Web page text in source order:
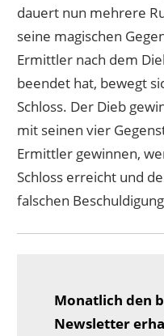
dauert nun mehrere
seine magischen
Ermittler nach dem
beendet hat, bewegt
Schloss. Der Dieb
mit seinen vier
Ermittler gewinnen,
Schloss erreicht und
falschen
Monatlich den
Newsletter